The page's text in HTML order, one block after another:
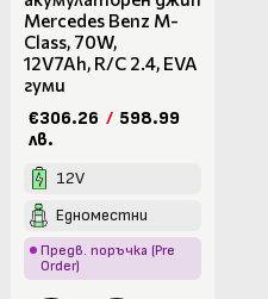
Mercedes Benz M-
Class, 70W,
12V7Ah, R/C 2.4, EVA
гуми
€306.26 / 598.99
лв.
12V
Едноместни
Предв. поръчка (Pre
Order)